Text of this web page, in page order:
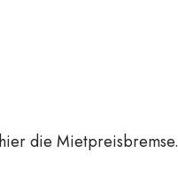
die Mietpreisbremse.